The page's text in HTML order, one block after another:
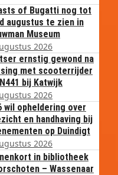
of Bugatti nog tot
augustus te zien in
Museum
2026
ernstig gewond na
met scooterrijder
bij Katwijk
2026
wil opheldering over
en handhaving bij
op Duindigt
2026
in bibliotheek
– Wassenaar